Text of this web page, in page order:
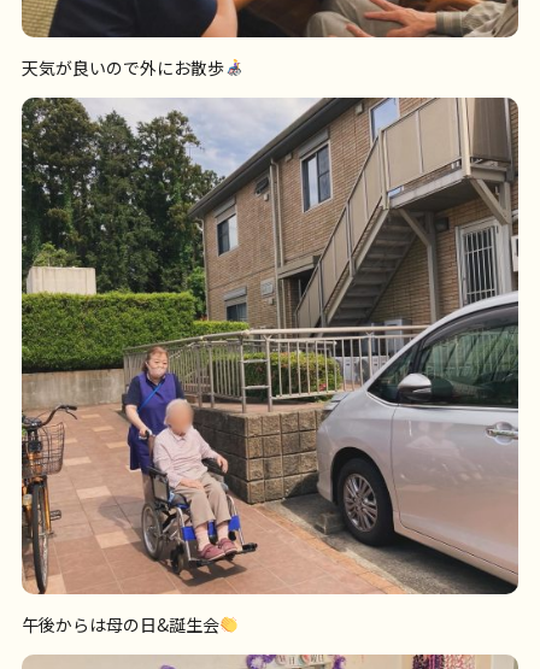
天気が良いので外にお散歩
午後からは母の日&誕生会